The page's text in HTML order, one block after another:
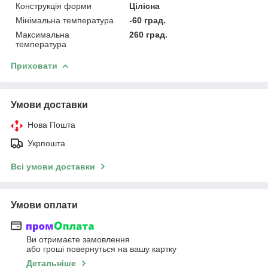
Конструкція форми
Цілісна
Мінімальна температура
-60 град.
Максимальна
температура
260 град.
Приховати
Умови доставки
Нова Пошта
Укрпошта
Всі умови доставки
Умови оплати
Ви отримаєте замовлення
або гроші повернуться на вашу картку
Детальніше